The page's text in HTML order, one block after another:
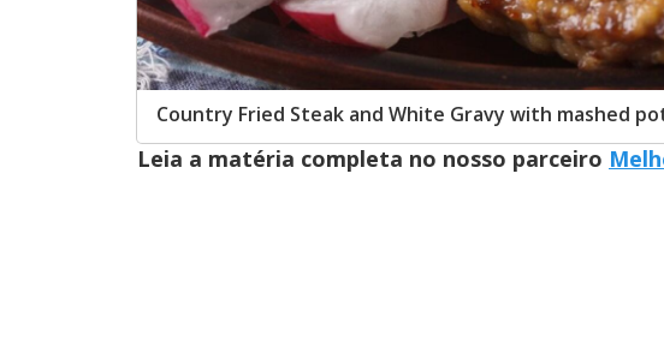
Country Fried Steak and White Gravy with mashed
Leia a matéria completa no nosso parceiro